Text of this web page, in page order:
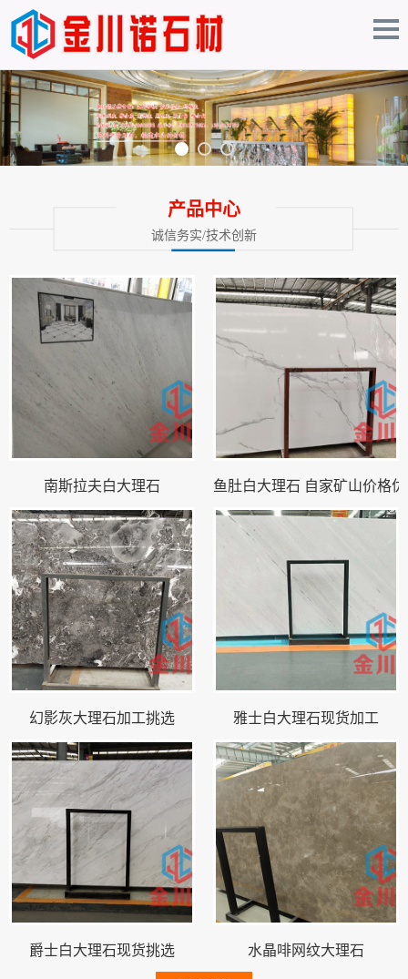
产品中心
诚信务实/技术创新
南斯拉夫白大理石 鱼肚白大理石 自家矿山价格
幻影灰大理石加工挑选 雅士白大理石现货加工
爵士白大理石现货挑选 水晶啡网纹大理石